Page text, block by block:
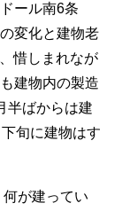
ール南6条
変化と建物老
惜しまれなが
建物内の製造
半ばからは建
旬に建物はす
が建ってい